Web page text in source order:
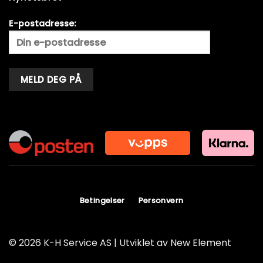
E-postadresse:
© 2026 K-H Service AS | Utviklet av New Element
Betingelser Personvern